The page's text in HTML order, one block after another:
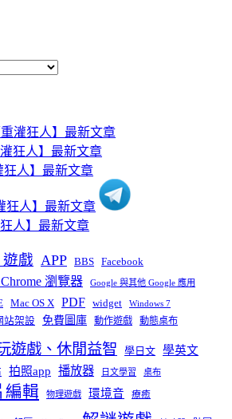
遊戲 APP BBS Facebook
瀏覽器 Google 與其他 Google 應用
Mac OS X PDF widget Windows 7
站架設 免費圖庫 動作遊戲 動態桌布
遊戲、休閒益智 學日文 學英文
拍照app 播放器 日文學習 桌布
編輯 物理遊戲 環境音 療癒